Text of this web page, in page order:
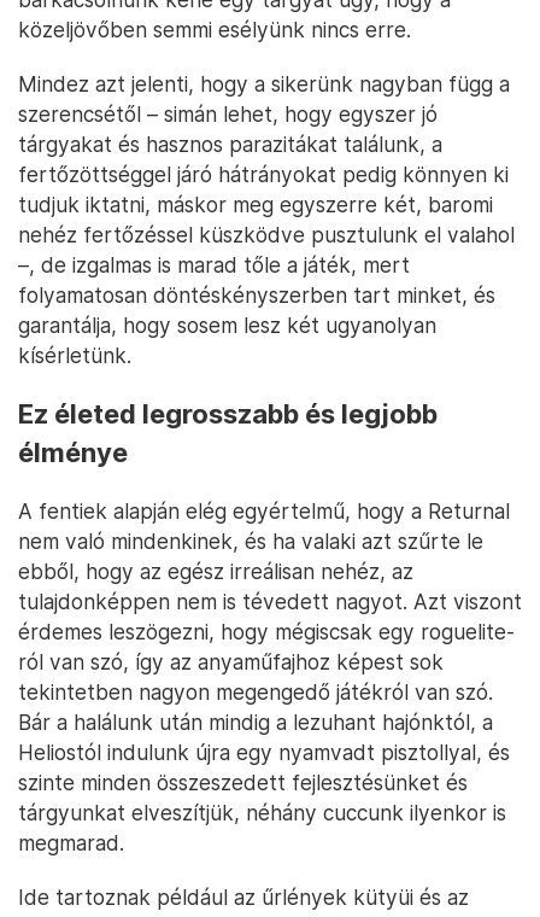
közeljövőben semmi esélyünk nincs erre.
Mindez azt jelenti, hogy a sikerünk nagyban függ a
szerencsétől – simán lehet, hogy egyszer jó
tárgyakat és hasznos parazitákat találunk, a
fertőzöttséggel járó hátrányokat pedig könnyen ki
tudjuk iktatni, máskor meg egyszerre két, baromi
nehéz fertőzéssel küszködve pusztulunk el valahol
–, de izgalmas is marad tőle a játék, mert
folyamatosan döntéskényszerben tart minket, és
garantálja, hogy sosem lesz két ugyanolyan
kísérletünk.
Ez életed legrosszabb és legjobb
élménye
A fentiek alapján elég egyértelmű, hogy a Returnal
nem való mindenkinek, és ha valaki azt szűrte le
ebből, hogy az egész irreálisan nehéz, az
tulajdonképpen nem is tévedett nagyot. Azt viszont
érdemes leszögezni, hogy mégiscsak egy roguelite-
ról van szó, így az anyaműfajhoz képest sok
tekintetben nagyon megengedő játékról van szó.
Bár a halálunk után mindig a lezuhant hajónktól, a
Heliostól indulunk újra egy nyamvadt pisztollyal, és
szinte minden összeszedett fejlesztésünket és
tárgyunkat elveszítjük, néhány cuccunk ilyenkor is
megmarad.
Ide tartoznak például az űrlények kütyüi és az